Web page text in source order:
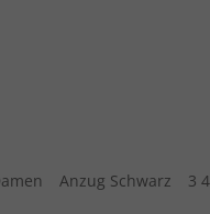
Anzug Schwarz 3